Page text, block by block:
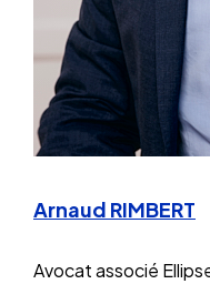
Arnaud RIMBERT
Avocat associé